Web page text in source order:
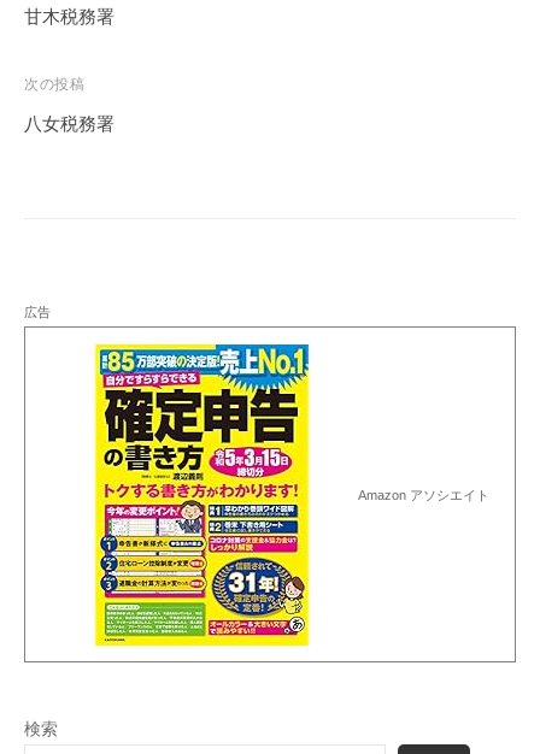
稿
ビ
ゲ
甘木税務署
次の投稿
八女税務署
広告
Amazon アソシエイト
検索